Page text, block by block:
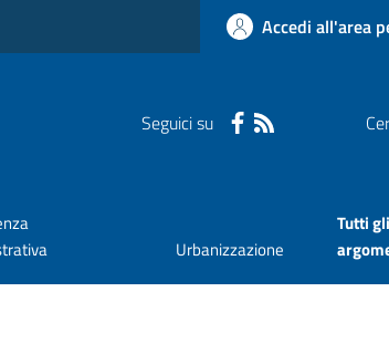
Accedi all'area
Seguici su
Urbanizzazione
Tutti gli